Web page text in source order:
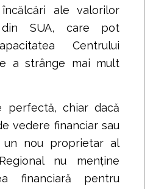
ale valorilor
din SUA, care pot
Centrului
a strânge mai mult
perfectă, chiar dacă
vedere financiar sau
un nou proprietar al
nu menține
financiară pentru